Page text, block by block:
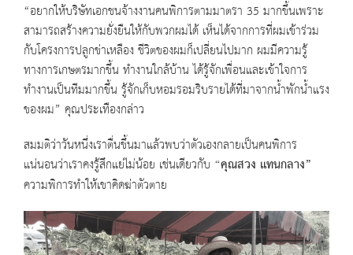
“อยากให้บริษัทเอกชนจ้างงานคนพิการตามมาตรา 35 มากขึ้นเพราะ
สามารถสร้างความยั่งยืนให้กับพวกผมได้ เห็นได้จากการที่ผมเข้าร่วม
กับโครงการปลูกข่าเหลือง ชีวิตของผมก็เปลี่ยนไปมาก ผมมีความรู้
ทางการเกษตรมากขึ้น ทำงานใกล้บ้าน ได้รู้จักเพื่อนและเข้าใจการ
ทำงานเป็นทีมมากขึ้น รู้จักเก็บหอมรอมริบรายได้ที่มาจากน้ำพักน้ำแรง
ของผม” คุณประเทืองกล่าว
สมมติว่าวันหนึ่งเราตื่นขึ้นมาแล้วพบว่าตัวเองกลายเป็นคนพิการ
แน่นอนว่าเราคงรู้สึกแย่ไม่น้อย เช่นเดียวกับ “คุณสวง แทนกลาง”
ความพิการทำให้เขาคิดฆ่าตัวตาย